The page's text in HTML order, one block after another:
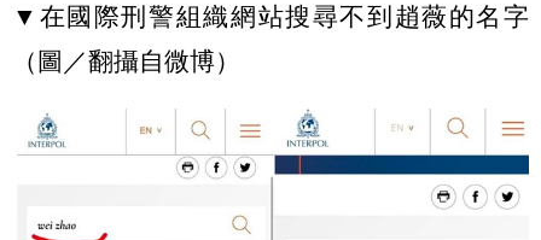
▼在國際刑警組織網站搜尋不到趙薇的名字
（圖／翻攝自微博）